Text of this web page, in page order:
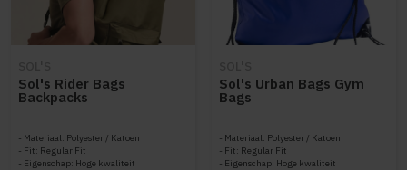
Sol's Rider Bags
Backpacks
Materiaal: Polyester / Katoen
Fit: Regular Fit
Eigenschap: Hoge kwaliteit
Sol's Urban Bags Gym
Bags
Materiaal: Polyester / Katoen
Fit: Regular Fit
Eigenschap: Hoge kwaliteit